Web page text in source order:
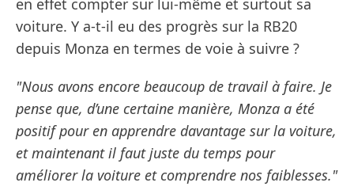
en effet compter sur lui-même et surtout sa
voiture. Y a-t-il eu des progrès sur la RB20
depuis Monza en termes de voie à suivre ?
"Nous avons encore beaucoup de travail à faire. Je
pense que, d’une certaine manière, Monza a été
positif pour en apprendre davantage sur la voiture,
et maintenant il faut juste du temps pour
améliorer la voiture et comprendre nos faiblesses."